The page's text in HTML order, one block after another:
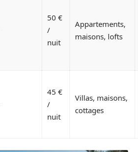
50 €
/
nuit
Appartements,
maisons, lofts
45 €
/
nuit
Villas, maisons,
cottages